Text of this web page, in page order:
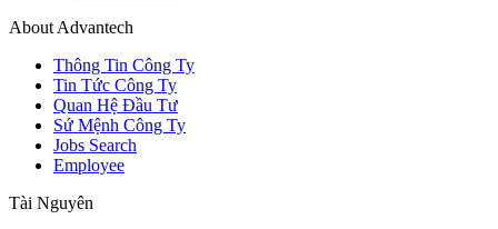
About Advantech
Thông Tin Công Ty
Tin Tức Công Ty
Quan Hệ Đầu Tư
Sứ Mệnh Công Ty
Jobs Search
Employee
Tài Nguyên